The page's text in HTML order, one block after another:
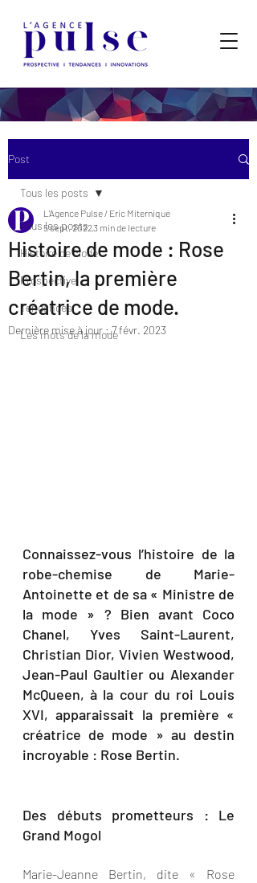
Post
Tous les posts
Histoire de Mode
Prospective
Tendances
Les mots de la mode
Tous les posts
Histoire de mode : Rose
Bertin, la première
créatrice de mode.
L'Agence Pulse / Eric Miternique
5 sept. 20223 min de lecture
Dernière mise à jour :7 févr. 2023
Connaissez-vous l’histoire de la
robe-chemise de Marie-
Antoinette et de sa « Ministre de
la mode » ? Bien avant Coco
Chanel, Yves Saint-Laurent,
Christian Dior, Vivien Westwood,
Jean-Paul Gaultier ou Alexander
McQueen, à la cour du roi Louis
XVI, apparaissait la première «
créatrice de mode » au destin
incroyable : Rose Bertin.
Des débuts prometteurs : Le
Grand Mogol
Marie-Jeanne Bertin, dite « Rose